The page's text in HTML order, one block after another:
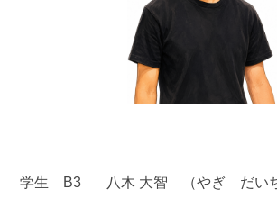
学生 B3 八木 大智 （やぎ だいち